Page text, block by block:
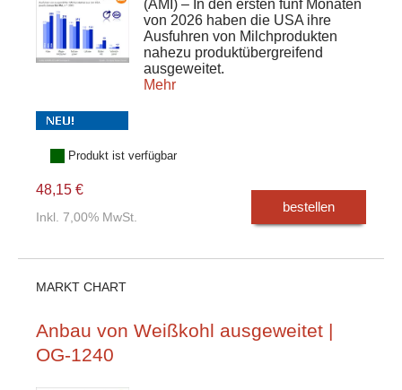
(AMI) – In den ersten fünf Monaten
von 2026 haben die USA ihre
Ausfuhren von Milchprodukten
nahezu produktübergreifend
ausgeweitet.
Mehr
Produkt ist verfügbar
48,15 €
Inkl. 7,00% MwSt.
bestellen
MARKT CHART
Anbau von Weißkohl ausgeweitet |
OG-1240